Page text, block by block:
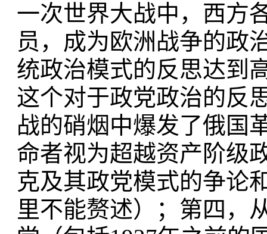
一次世界大战中，西方
员，成为欧洲战争的政
统政治模式的反思达到
这个对于政党政治的反
战的硝烟中爆发了俄国
命者视为超越资产阶级
克及其政党模式的争论
里不能赘述）；第四，